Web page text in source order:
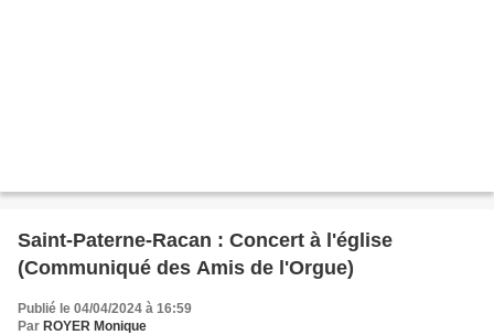
Saint-Paterne-Racan : Concert à l'église
(Communiqué des Amis de l'Orgue)
Publié le 04/04/2024 à 16:59
Par ROYER Monique